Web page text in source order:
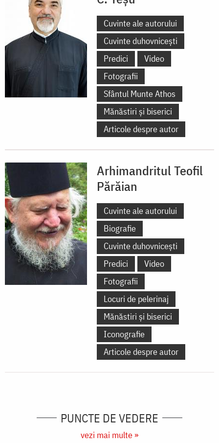
Cuvinte ale autorului
Cuvinte duhovnicești
Predici
Video
Fotografii
Sfântul Munte Athos
Mănăstiri și biserici
Articole despre autor
Arhimandritul Teofil
Părăian
Cuvinte ale autorului
Biografie
Cuvinte duhovnicești
Predici
Video
Fotografii
Locuri de pelerinaj
Mănăstiri și biserici
Iconografie
Articole despre autor
PUNCTE DE VEDERE
vezi mai multe »